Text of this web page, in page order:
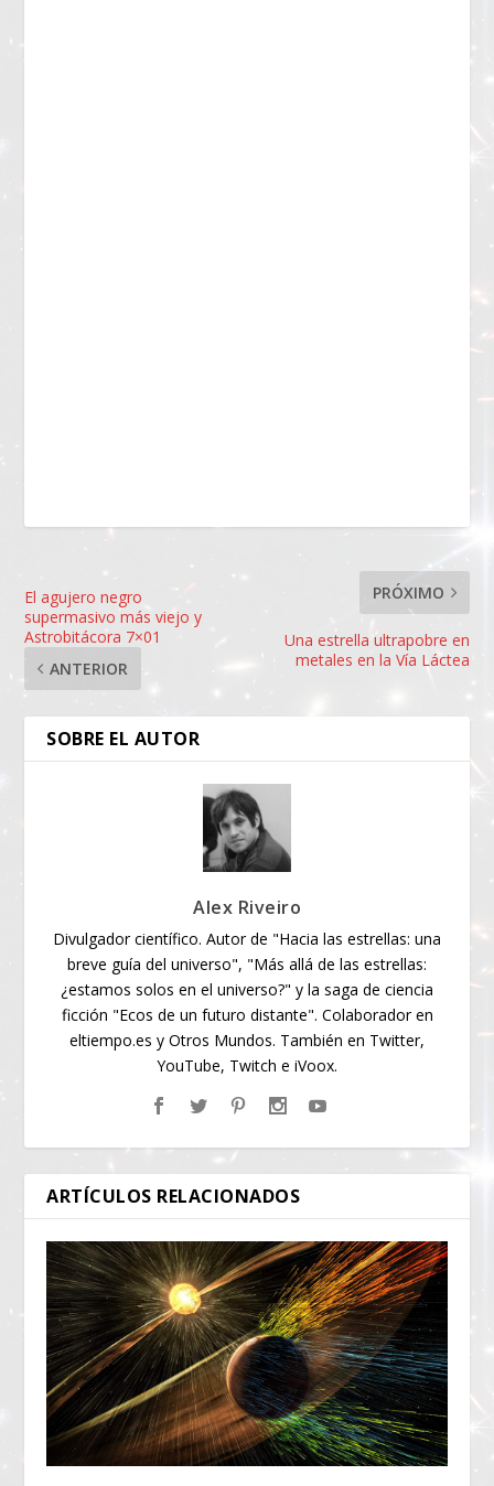
El agujero negro
supermasivo más viejo y
Astrobitácora 7×01
ANTERIOR
PRÓXIMO
Una estrella ultrapobre en
metales en la Vía Láctea
SOBRE EL AUTOR
Alex Riveiro
Divulgador científico. Autor de "Hacia las estrellas: una
breve guía del universo", "Más allá de las estrellas:
¿estamos solos en el universo?" y la saga de ciencia
ficción "Ecos de un futuro distante". Colaborador en
eltiempo.es y Otros Mundos. También en Twitter,
YouTube, Twitch e iVoox.
ARTÍCULOS RELACIONADOS